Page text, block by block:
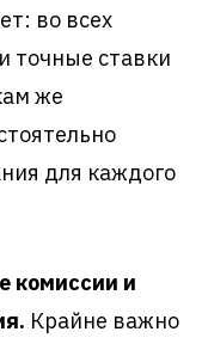
во всех
точные ставки
же
для каждого
комиссии и
Крайне важно